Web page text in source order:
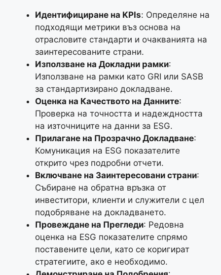
Идентифициране на KPIs: Определяне на
подходящи метрики въз основа на
отрасловите стандарти и очакванията на
заинтересованите страни.
Използване на Докладни рамки:
Използване на рамки като GRI или SASB
за стандартизирано докладване.
Оценка на Качеството на Данните:
Проверка на точността и надеждността
на източниците на данни за ESG.
Прилагане на Прозрачно Докладване:
Комуникация на ESG показателите
открито чрез подробни отчети.
Включване на Заинтересовани страни:
Събиране на обратна връзка от
инвеститори, клиенти и служители с цел
подобряване на докладването.
Провеждане на Прегледи: Редовна
оценка на ESG показателите спрямо
поставените цели, като се коригират
стратегиите, ако е необходимо.